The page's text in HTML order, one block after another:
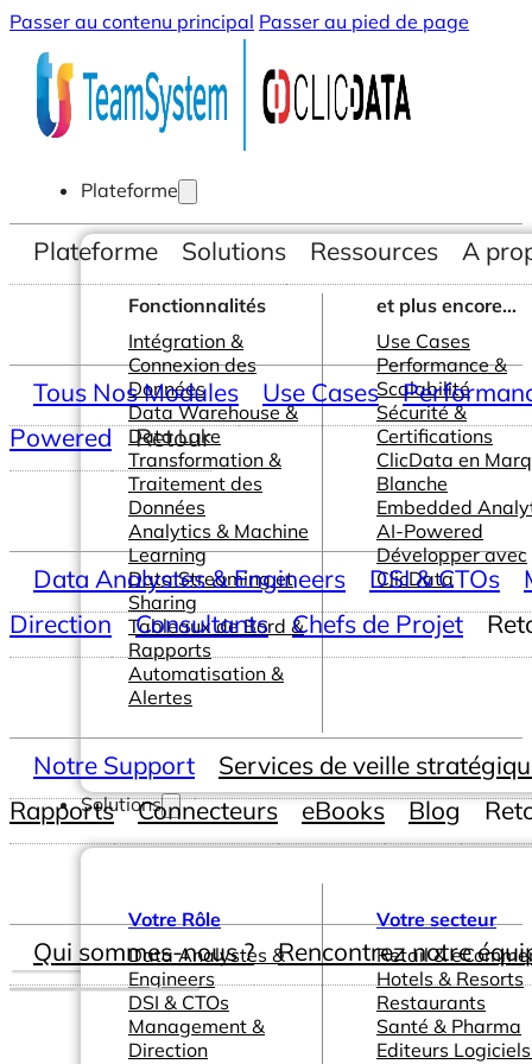
Passer au contenu principal Passer au pied de page
Plateforme
Fonctionnalités
Intégration &
Connexion des
Données
Data Warehouse &
Data Lake
Transformation &
Traitement des
Données
Analytics & Machine
Learning
Data Streaming et
Sharing
Tableaux de Bord &
Rapports
Automatisation &
Alertes
et plus encore...
Use Cases
Performance &
Scalabilité
Sécurité &
Certifications
ClicData en
Blanche
Embedded
AI-Powered
Développer avec
ClicData
Solutions
Votre Rôle
Data Analystes &
Engineers
DSI & CTOs
Management &
Direction
Votre secteur
Retail &
Hotels & Resorts
Restaurants
Santé & Pharma
Editeurs
Plateforme Solutions Ressources A
Tous Nos Modules Use Cases
Powered
Retour
Data Analystes & Engineers DSI & CTOs
Direction
Consultants Chefs de Projet
Notre Support
Services de veille
Rapports
Connecteurs eBooks Blog
Qui sommes-nous ? Rencontrez notre